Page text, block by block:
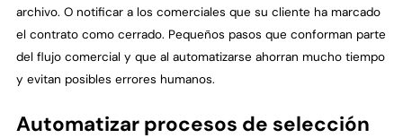
archivo. O notificar a los comerciales que su cliente ha marcado
el contrato como cerrado. Pequeños pasos que conforman parte
del flujo comercial y que al automatizarse ahorran mucho tiempo
y evitan posibles errores humanos.
Automatizar procesos de selección